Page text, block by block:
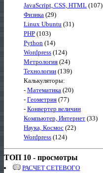
JavaScript, CSS, HTML (107)
Физика (29)
Linux Ubuntu (31)
PHP (103)
Python (14)
Wordpress (124)
Метрология (24)
Технологии (139)
Калькуляторы:
- Математика (20)
- Геометрия (77)
- Конвертер величин
Компьютер, Интернет (33)
Наука, Космос (22)
Wordpress (124)
ТОП 10 - просмотры
РАСЧЕТ СЕТЕВОГО